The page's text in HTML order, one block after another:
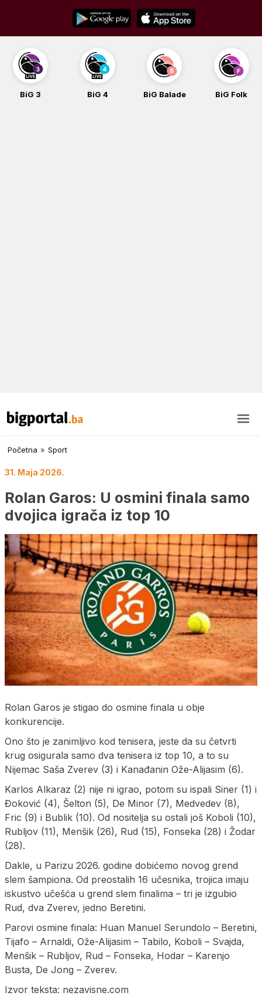
content
BiG 3 BiG 4 BiG Balade BiG Folk
Početna » Sport
31. Maja 2026.
Rolan Garos: U osmini finala samo
dvojica igrača iz top 10
Rolan Garos je stigao do osmine finala u obje
konkurencije.
Ono što je zanimljivo kod tenisera, jeste da su četvrti
krug osigurala samo dva tenisera iz top 10, a to su
Nijemac Saša Zverev (3) i Kanađanin Ože-Alijasim (6).
Karlos Alkaraz (2) nije ni igrao, potom su ispali Siner (1) i
Đoković (4), Šelton (5), De Minor (7), Medvedev (8),
Fric (9) i Bublik (10). Od nositelja su ostali još Koboli (10),
Rubljov (11), Menšik (26), Rud (15), Fonseka (28) i Žodar
(28).
Dakle, u Parizu 2026. godine dobićemo novog grend
slem šampiona. Od preostalih 16 učesnika, trojica imaju
iskustvo učešća u grend slem finalima – tri je izgubio
Rud, dva Zverev, jedno Beretini.
Parovi osmine finala: Huan Manuel Serundolo – Beretini,
Tijafo – Arnaldi, Ože-Alijasim – Tabilo, Koboli – Svajda,
Menšik – Rubljov, Rud – Fonseka, Hodar – Karenjo
Busta, De Jong – Zverev.
Izvor teksta: nezavisne.com